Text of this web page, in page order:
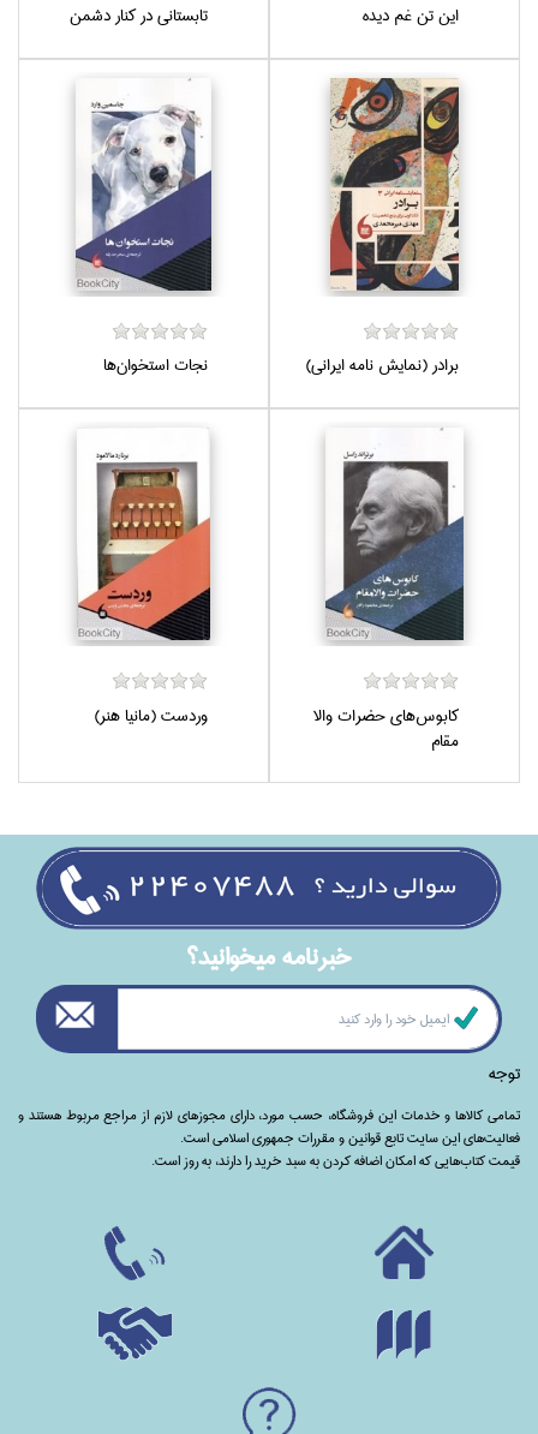
اين تن غم ديده تابستاني در كنار دشمن
برادر (نمايش نامه ايراني) نجات استخوان‌ها
كابوس‌هاي حضرات والا
مقام
وردست (مانيا هنر)
خبرنامه ميخوانيد؟
توجه
تمامی‌ کالاها و خدمات این فروشگاه، حسب مورد،‌ دارای مجوزهای لازم از مراجع مربوط هستند ‌و‌‌
فعالیت‌های این سایت تابع قوانین و مقررات جمهوری اسلامی است.
قیمت کتاب‌هایی که امکان اضافه کردن به سبد خرید را دارند،‌ به روز است.